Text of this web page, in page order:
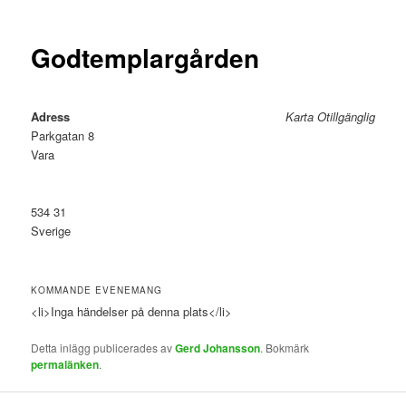
Godtemplargården
Karta Otillgänglig
Adress
Parkgatan 8
Vara
534 31
Sverige
KOMMANDE EVENEMANG
<li>Inga händelser på denna plats</li>
Detta inlägg publicerades avGerd Johansson. Bokmärk
permalänken.